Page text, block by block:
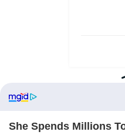
Home Tentang Kontak